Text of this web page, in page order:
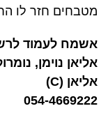
מטבחים חזר לו
אשמח לעמוד
אליאן נוימן,
אליאן (C)
054-4669222